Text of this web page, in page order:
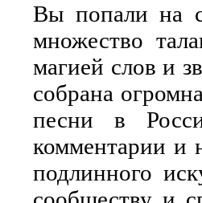
Вы попали на
множество
магией слов и
собрана
песни в
комментарии и
подлинного